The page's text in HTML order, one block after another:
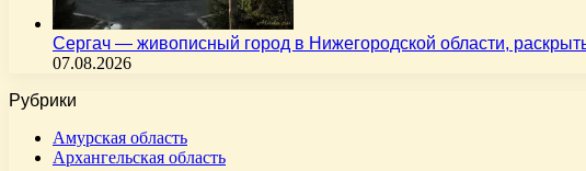
Сергач — живописный город в Нижегородской области,
07.08.2026
Рубрики
Амурская область
Архангельская область